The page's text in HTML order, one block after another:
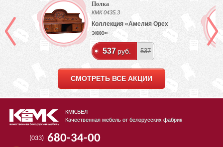
Полка
КМК 0435.3
Коллекция «Амелия Орех
экко»
537 руб. 537
СМОТРЕТЬ ВСЕ АКЦИИ
КМК.БЕЛ
Качественная мебель от белорусских фабрик
(033) 680-34-00